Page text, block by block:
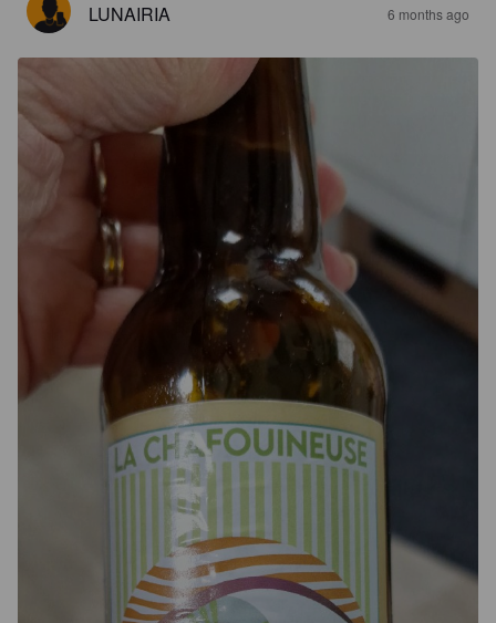
LUNAIRIA 6 months ago